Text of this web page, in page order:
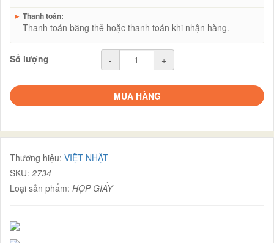
► Thanh toán:
Thanh toán bằng thẻ hoặc thanh toán khi nhận hàng.
Số lượng - +
MUA HÀNG
Thương hiệu: VIỆT NHẬT
SKU: 2734
Loại sản phẩm: HỘP GIẤY